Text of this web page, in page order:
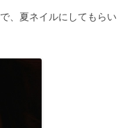
で、夏ネイルにしてもらい